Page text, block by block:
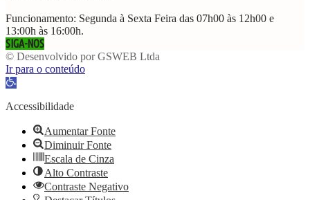
Funcionamento: Segunda à Sexta Feira das 07h00 às 12h00 e
13:00h às 16:00h.
SIGA-NOS
© Desenvolvido por GSWEB Ltda
Ir para o conteúdo
Abrir
barra
ferramentas
Accessibilidade
Aumentar Fonte
Diminuir Fonte
Escala de Cinza
Alto Contraste
Contraste Negativo